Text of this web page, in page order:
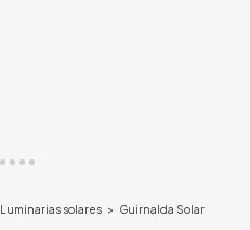
Luminarias solares > Guirnalda Solar